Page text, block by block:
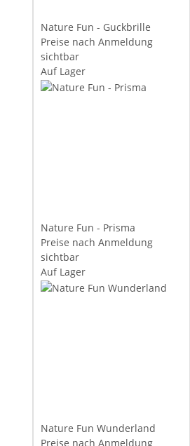
Nature Fun - Guckbrille
Preise nach Anmeldung
sichtbar
Auf Lager
Nature Fun - Prisma
Preise nach Anmeldung
sichtbar
Auf Lager
Nature Fun Wunderland
Preise nach Anmeldung